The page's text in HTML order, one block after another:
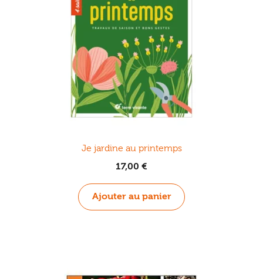
Je jardine au printemps
17,00 €
Ajouter au panier